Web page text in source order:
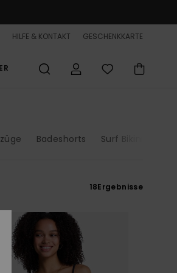
HILFE & KONTAKT GESCHENKKARTE
Badeshorts Surf Bikinis
18Ergebnisse